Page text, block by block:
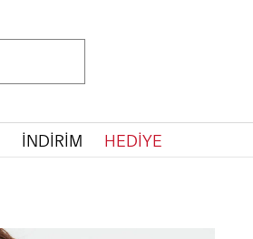
İNDİRİM HEDİYE